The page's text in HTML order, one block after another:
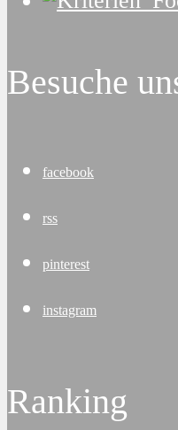
Besuche
facebook
rss
pinterest
instagram
Ranking